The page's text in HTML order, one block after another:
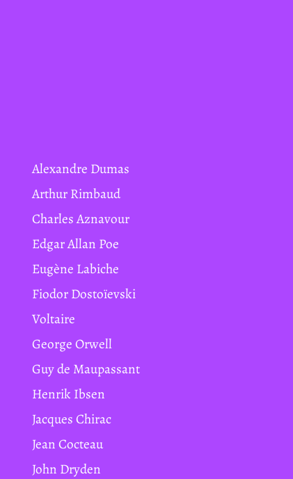
Alexandre Dumas
Arthur Rimbaud
Charles Aznavour
Edgar Allan Poe
Eugène Labiche
Fiodor Dostoïevski
Voltaire
George Orwell
Guy de Maupassant
Henrik Ibsen
Jacques Chirac
Jean Cocteau
John Dryden